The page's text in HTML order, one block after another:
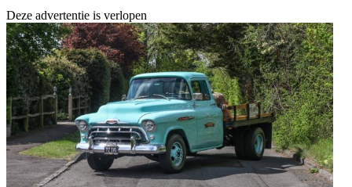
Deze advertentie is verlopen